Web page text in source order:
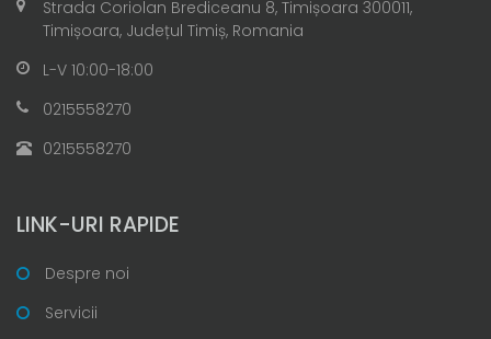
Strada Coriolan Brediceanu 8, Timișoara 300011,
Timișoara, Județul Timiș, Romania
L-V 10:00-18:00
0215558270
0215558270
LINK-URI RAPIDE
Despre noi
Servicii